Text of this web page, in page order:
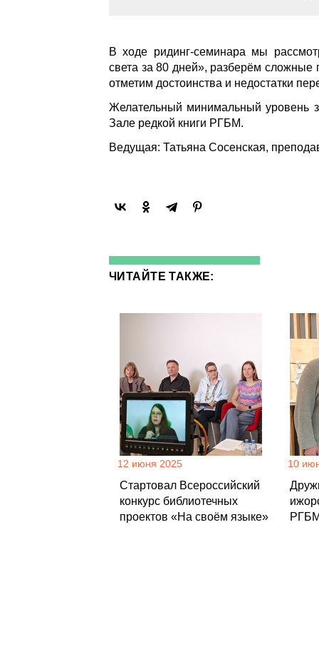
В ходе ридинг-семинара мы
света за 80 дней», разберём сложные
отметим достоинства и недостатки
Желательный минимальный уровень
Зале редкой книги РГБМ.
Ведущая: Татьяна Сосенская,
ЧИТАЙТЕ ТАКЖЕ:
12 июня 2025
Стартовал Всероссийский
конкурс библиотечных
проектов «На своём языке»
10